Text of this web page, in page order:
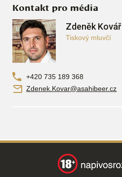
Kontakt pro média
Zdeněk Kovář
Tiskový mluvčí
+420 735 189 368
Zdenek.Kovar@asahibeer.cz